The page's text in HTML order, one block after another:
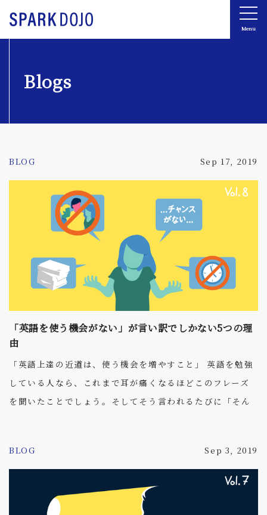
Menu
Blogs
BLOG Sep 17, 2019
「英語を使う機会がない」が言い訳でしかない5つの理
由
「英語上達の近道は、使う機会を増やすこと」 英語を勉強
している人なら、これまで耳が痛くなるほどこのフレーズ
を聞いたことでしょう。そしてそう言われるたびに「そん
語を使う機会はいくらでも増やすことができます。今回は
そんな”忙しい”皆さんのために、今すぐにでもできる英語
を使う機会を増やす方法をお教えします！
BLOG Sep 3, 2019